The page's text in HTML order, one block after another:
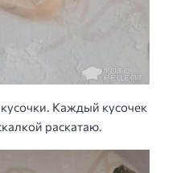
Каждый кусочек
раскатаю.